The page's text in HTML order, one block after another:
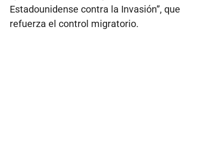
Estadounidense contra la Invasión”, que
refuerza el control migratorio.